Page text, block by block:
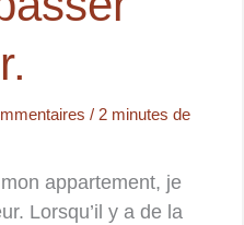
/ 2 minutes de
appartement, je
Lorsqu’il y a de la